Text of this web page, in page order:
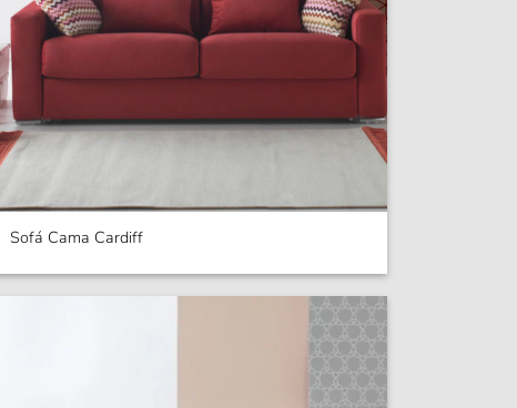
Sofá Cama Cardiff